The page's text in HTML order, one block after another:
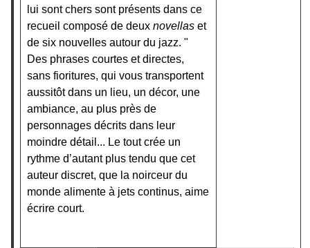
lui sont chers sont présents dans ce
recueil composé de deux novellas et
de six nouvelles autour du jazz. "
Des phrases courtes et directes,
sans fioritures, qui vous transportent
aussitôt dans un lieu, un décor, une
ambiance, au plus près de
personnages décrits dans leur
moindre détail... Le tout crée un
rythme d’autant plus tendu que cet
auteur discret, que la noirceur du
monde alimente à jets continus, aime
écrire court.